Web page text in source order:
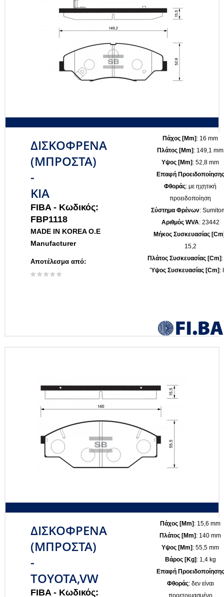
ΔΙΣΚΟΦΡΕΝΑ
(ΜΠΡΟΣΤΑ)
-
KIA
FIBA - Κωδικός:
FBP1118
MADE IN KOREA O.E
Manufacturer
Αποτέλεσμα από:
Πάχος [mm]: 16 mm
Πλάτος [mm]: 149,1 mm
Υψος [mm]: 52,8 mm
Επαφή Προειδοποίησης
Φθοράς: με ηχητική
προειδοποίηση
Σύστημα Φρένων:
Αριθμός WVA: 23442
Μήκος Συσκευασίας
15,2
Πλάτος Συσκευασίας [cm]
Ύψος Συσκευασίας [cm]:
ΔΙΣΚΟΦΡΕΝΑ
(ΜΠΡΟΣΤΑ)
-
TOYOTA,VW
FIBA - Κωδικός:
Πάχος [mm] : 15,6 mm
Πλάτος [mm] : 140 mm
Υψος [mm] : 55,5 mm
Βάρος [kg] : 1,4 kg
Επαφή Προειδοποίησης
Φθοράς: δεν είναι
προετοιμασμένο